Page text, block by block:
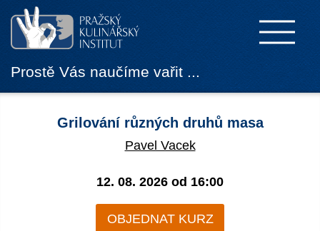
Prostě Vás naučíme vařit ...
Grilování různých druhů masa
Pavel Vacek
12. 08. 2026 od 16:00
OBJEDNAT KURZ